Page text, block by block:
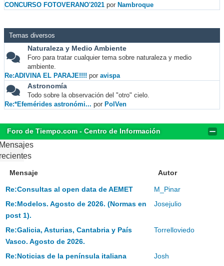
CONCURSO FOTOVERANO'2021 por Nambroque
Temas diversos
Naturaleza y Medio Ambiente
Foro para tratar cualquier tema sobre naturaleza y medio
ambiente.
Re:ADIVINA EL PARAJE!!!! por avispa
Astronomía
Todo sobre la observación del "otro" cielo.
Re:*Efemérides astronómi... por PolVen
Foro de Tiempo.com - Centro de Información
Mensaje Autor
Re:Consultas al open data de AEMET
M_Pinar
Re:Modelos. Agosto de 2026. (Normas en
post 1).
Josejulio
Re:Galicia, Asturias, Cantabria y País
Vasco. Agosto de 2026.
Torrelloviedo
Re:Noticias de la península italiana
Josh